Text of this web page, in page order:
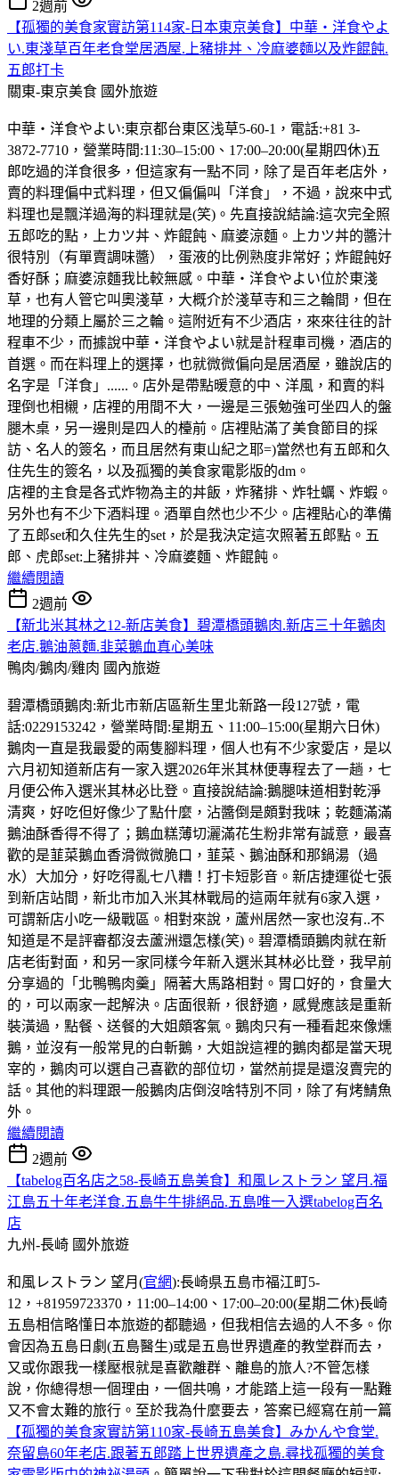
2週前
【孤獨的美食家實訪第114家-日本東京美食】中華・洋食やよ
い.東淺草百年老食堂居酒屋.上豬排丼、冷麻婆麵以及炸餛飩.
五郎打卡
關東-東京美食 國外旅遊
中華・洋食やよい:東京都台東区浅草5-60-1，電話:+81 3-
3872-7710，營業時間:11:30–15:00、17:00–20:00(星期四休)五
郎吃過的洋食很多，但這家有一點不同，除了是百年老店外，
賣的料理偏中式料理，但又偏偏叫「洋食」，不過，說來中式
料理也是飄洋過海的料理就是(笑)。先直接說結論:這次完全照
五郎吃的點，上カツ丼、炸餛飩、麻婆涼麵。上カツ丼的醬汁
很特別（有單賣調味醬），蛋液的比例熟度非常好；炸餛飩好
香好酥；麻婆涼麵我比較無感。中華・洋食やよい位於東淺
草，也有人管它叫奧淺草，大概介於淺草寺和三之輪間，但在
地理的分類上屬於三之輪。這附近有不少酒店，來來往往的計
程車不少，而據說中華・洋食やよい就是計程車司機，酒店的
首選。而在料理上的選擇，也就微微偏向是居酒屋，雖說店的
名字是「洋食」......。店外是帶點暖意的中、洋風，和賣的料
理倒也相櫬，店裡的用間不大，一邊是三張勉強可坐四人的盤
腿木桌，另一邊則是四人的檯前。店裡貼滿了美食節目的採
訪、名人的簽名，而且居然有東山紀之耶=)當然也有五郎和久
住先生的簽名，以及孤獨的美食家電影版的dm。
店裡的主食是各式炸物為主的丼飯，炸豬排、炸牡蠣、炸蝦。
另外也有不少下酒料理。酒單自然也少不少。店裡貼心的準備
了五郎set和久住先生的set，於是我決定這次照著五郎點。五
郎、虎郎set:上豬排丼、冷麻婆麵、炸餛飩。
繼續閱讀
2週前
【新北米其林之12-新店美食】碧潭橋頭鵝肉.新店三十年鵝肉
老店.鵝油蔥麵.韭菜鵝血真心美味
鴨肉/鵝肉/雞肉 國內旅遊
碧潭橋頭鵝肉:新北市新店區新生里北新路一段127號，電
話:0229153242，營業時間:星期五、11:00–15:00(星期六日休)
鵝肉一直是我最愛的兩隻腳料理，個人也有不少家愛店，是以
六月初知道新店有一家入選2026年米其林便專程去了一趟，七
月便公佈入選米其林必比登。直接說結論:鵝腿味道相對乾淨
清爽，好吃但好像少了點什麼，沾醬倒是頗對我味；乾麵滿滿
鵝油酥香得不得了；鵝血糕薄切灑滿花生粉非常有誠意，最喜
歡的是韮菜鵝血香滑微微脆口，韮菜、鵝油酥和那鍋湯（過
水）大加分，好吃得亂七八糟！打卡短影音。新店捷運從七張
到新店站間，新北市加入米其林戰局的這兩年就有6家入選，
可謂新店小吃一級戰區。相對來說，蘆州居然一家也沒有..不
知道是不是評審都沒去蘆洲還怎樣(笑)。碧潭橋頭鵝肉就在新
店老街對面，和另一家同樣今年新入選米其林必比登，我早前
分享過的「北鴨鴨肉羹」隔著大馬路相對。胃口好的，食量大
的，可以兩家一起解決。店面很新，很舒適，感覺應該是重新
裝潢過，點餐、送餐的大姐頗客氣。鵝肉只有一種看起來像燻
鵝，並沒有一般常見的白斬鵝，大姐說這裡的鵝肉都是當天現
宰的，鵝肉可以選自己喜歡的部位切，當然前提是還沒賣完的
話。其他的料理跟一般鵝肉店倒沒啥特別不同，除了有烤鯖魚
外。
繼續閱讀
2週前
【tabelog百名店之58-長崎五島美食】和風レストラン 望月.福
江島五十年老洋食.五島牛牛排絕品.五島唯一入選tabelog百名
店
九州-長崎 國外旅遊
和風レストラン 望月(官網):長崎県五島市福江町5-
12，+81959723370，11:00–14:00、17:00–20:00(星期二休)長崎
五島相信略懂日本旅遊的都聽過，但我相信去過的人不多。你
會因為五島日劇(五島醫生)或是五島世界遺產的教堂群而去，
又或你跟我一樣壓根就是喜歡離群、離島的旅人?不管怎樣
說，你總得想一個理由，一個共鳴，才能踏上這一段有一點難
又不會太難的旅行。至於我為什麼要去，答案已經寫在前一篇
【孤獨的美食家實訪第110家-長崎五島美食】みかんや食堂.
奈留島60年老店.跟著五郎踏上世界遺產之島.尋找孤獨的美食